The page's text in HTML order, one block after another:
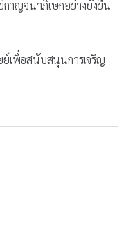
กาญจนาภิเษกอย่างยั่งยืน
เพื่อสนับสนุนการเจริญ